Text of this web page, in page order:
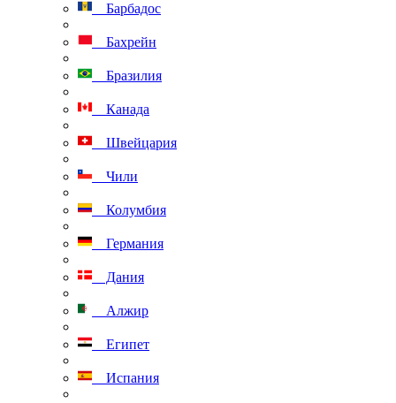
Барбадос
Бахрейн
Бразилия
Канада
Швейцария
Чили
Колумбия
Германия
Дания
Алжир
Египет
Испания